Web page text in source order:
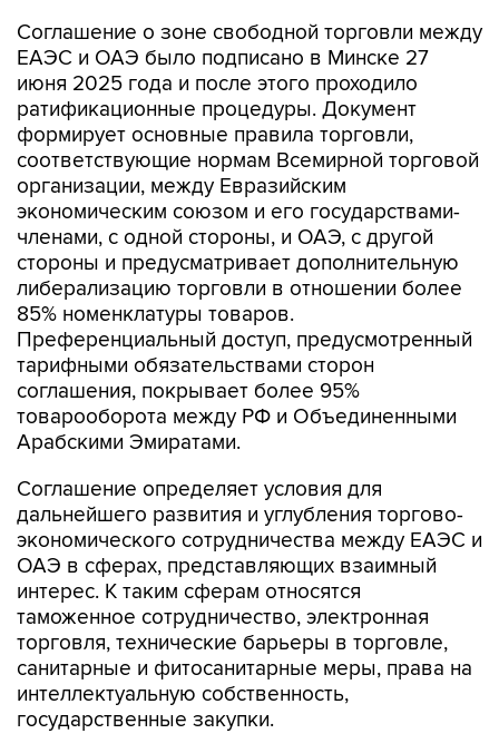
Соглашение о зоне свободной торговли между
ЕАЭС и ОАЭ было подписано в Минске 27
июня 2025 года и после этого проходило
ратификационные процедуры. Документ
формирует основные правила торговли,
соответствующие нормам Всемирной торговой
организации, между Евразийским
экономическим союзом и его государствами-
членами, с одной стороны, и ОАЭ, с другой
стороны и предусматривает дополнительную
либерализацию торговли в отношении более
85% номенклатуры товаров.
Преференциальный доступ, предусмотренный
тарифными обязательствами сторон
соглашения, покрывает более 95%
товарооборота между РФ и Объединенными
Арабскими Эмиратами.
Соглашение определяет условия для
дальнейшего развития и углубления торгово-
экономического сотрудничества между ЕАЭС и
ОАЭ в сферах, представляющих взаимный
интерес. К таким сферам относятся
таможенное сотрудничество, электронная
торговля, технические барьеры в торговле,
санитарные и фитосанитарные меры, права на
интеллектуальную собственность,
государственные закупки.